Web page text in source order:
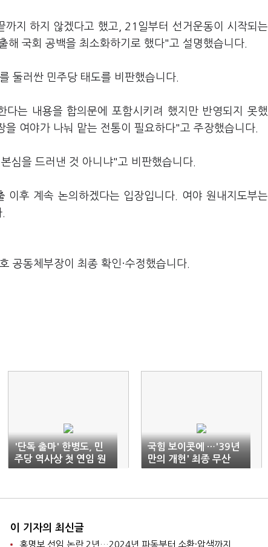
지 하지 않겠다고 했고, 21일부터 선거운동이 시작되는
국회 공백을 최소화하기로 했다"고 설명했습니다.
둘러싼 민주당 태도를 비판했습니다.
는 내용을 합의문에 포함시키려 했지만 반영되지 못했
여야가 나눠 맡는 전통이 필요하다"고 주장했습니다.
심을 드러낸 것 아니냐"고 비판했습니다.
후 계속 논의하겠다는 입장입니다. 여야 원내지도부는
공동체부장이 최종 확인·수정했습니다.
'단독 출마' 한병도, 민
주당 역사상 첫 연임 원
내대표
국힘 보이콧에 …'39년
만의 개헌' 최종 무산
이 기자의 최신글
홍명보 선임 논란 2년…2024년 파동부터 소환·압색까지